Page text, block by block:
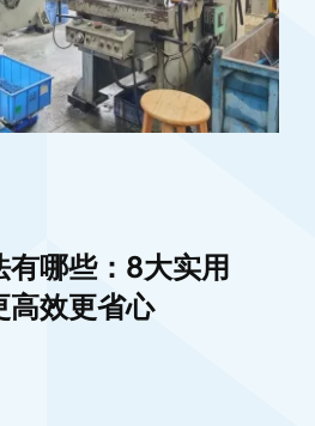
有哪些：8大实用
高效更省心